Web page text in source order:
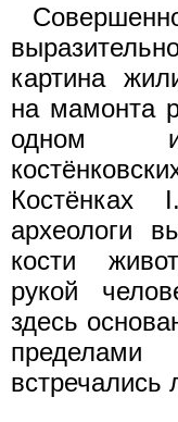
картина
на мамонта
одном
Костёнках
археологи
кости
рукой
здесь
встречались